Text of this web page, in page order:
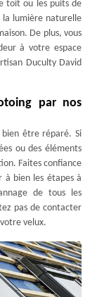
toit ou les puits de
lumière naturelle
De plus, vous
à votre espace
Duculty David
par nos
être réparé. Si
ou des éléments
Faites confiance
à bien les étapes à
de tous les
pas de contacter
velux.